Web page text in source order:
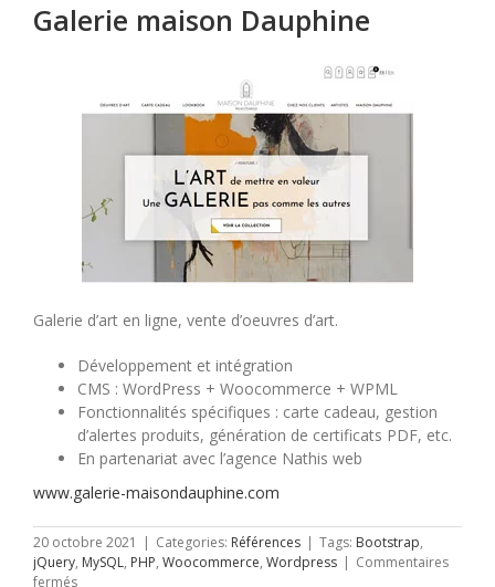
Galerie maison Dauphine
Galerie d’art en ligne, vente d’oeuvres d’art.
Développement et intégration
CMS : WordPress + Woocommerce + WPML
Fonctionnalités spécifiques : carte cadeau, gestion
d’alertes produits, génération de certificats PDF, etc.
En partenariat avec l’agence Nathis web
www.galerie-maisondauphine.com
20 octobre 2021 | Categories: Références | Tags: Bootstrap,
jQuery, MySQL, PHP, Woocommerce, Wordpress | Commentaires
ferméssur